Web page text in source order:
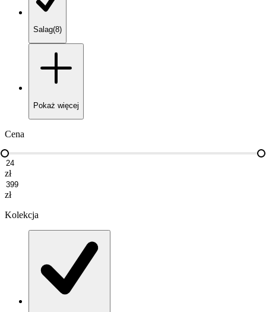
Salag(8)
Pokaż więcej
Cena
zł
zł
Kolekcja